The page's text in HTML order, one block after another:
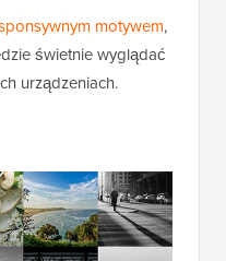
motywem,
świetnie wyglądać
urządzeniach.